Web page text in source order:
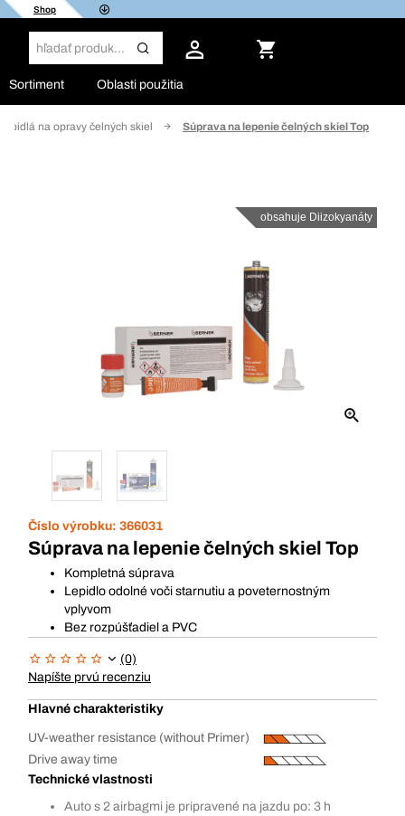
Shop
Sortiment Oblasti použitia
Lepidlá na opravy čelných skiel Súprava na lepenie čelných skiel Top
obsahuje Diizokyanáty
Číslo výrobku: 366031
Súprava na lepenie čelných skiel Top
Kompletná súprava
Lepidlo odolné voči starnutiu a poveternostným
vplyvom
Bez rozpúšťadiel a PVC
(0)
Napíšte prvú recenziu
Hlavné charakteristiky
UV-weather resistance (without Primer)
Drive away time
Technické vlastnosti
Auto s 2 airbagmi je pripravené na jazdu po: 3 h